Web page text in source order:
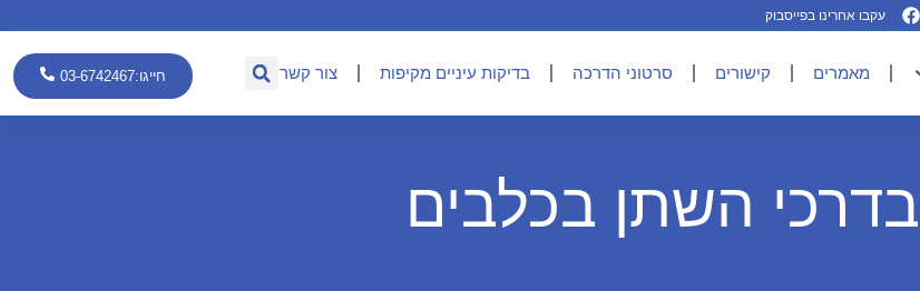
עקבו אחרינו בפייסבוק
מאמרים קישורים סרטוני הדרכה בדיקות עיניים מקיפות צור קשר חייגו:03-6742467
השתן בכלבים